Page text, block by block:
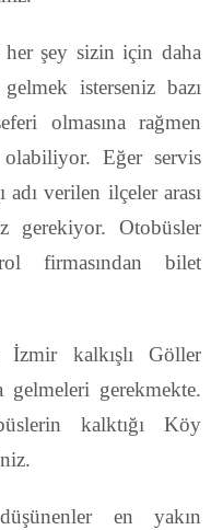
her şey sizin için daha
isterseniz bazı
olmasına rağmen
Eğer servis
adı verilen ilçeler arası
gerekiyor. Otobüsler
firmasından bilet
kalkışlı Göller
gerekmekte.
kalktığı Köy
en yakın